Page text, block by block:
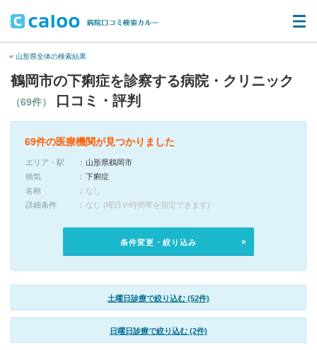
« 山形県全体の検索結果
鶴岡市の下痢症を診察する病院・クリニック
（69件） 口コミ・評判
69件の医療機関が見つかりました
エリア・駅
山形県鶴岡市
病気
下痢症
名称
なし
詳細条件
なし (曜日や時間帯を指定できます)
条件変更・絞り込み
土曜日診療で絞り込む (52件)
日曜日診療で絞り込む (2件)